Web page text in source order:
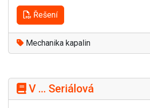
Řešení
Mechanika kapalin
V ... Seriálová